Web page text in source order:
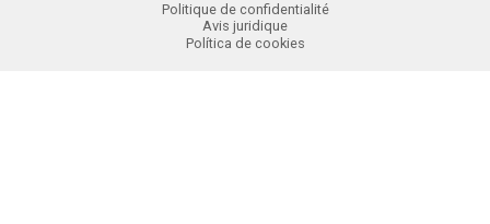
Politique de confidentialité
Avis juridique
Política de cookies